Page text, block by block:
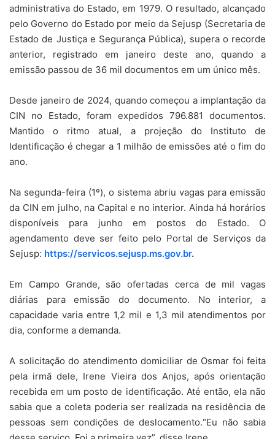
administrativa do Estado, em 1979. O resultado, alcançado
pelo Governo do Estado por meio da Sejusp (Secretaria de
Estado de Justiça e Segurança Pública), supera o recorde
anterior, registrado em janeiro deste ano, quando a
emissão passou de 36 mil documentos em um único mês.
Desde janeiro de 2024, quando começou a implantação da
CIN no Estado, foram expedidos 796.881 documentos.
Mantido o ritmo atual, a projeção do Instituto de
Identificação é chegar a 1 milhão de emissões até o fim do
ano.
Na segunda-feira (1º), o sistema abriu vagas para emissão
da CIN em julho, na Capital e no interior. Ainda há horários
disponíveis para junho em postos do Estado. O
agendamento deve ser feito pelo Portal de Serviços da
Sejusp: https://servicos.sejusp.ms.gov.br.
Em Campo Grande, são ofertadas cerca de mil vagas
diárias para emissão do documento. No interior, a
capacidade varia entre 1,2 mil e 1,3 mil atendimentos por
dia, conforme a demanda.
A solicitação do atendimento domiciliar de Osmar foi feita
pela irmã dele, Irene Vieira dos Anjos, após orientação
recebida em um posto de identificação. Até então, ela não
sabia que a coleta poderia ser realizada na residência de
pessoas sem condições de deslocamento.“Eu não sabia